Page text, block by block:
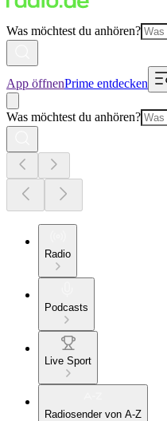
Was möchtest du anhören?
App öffnenPrime entdecken
Was möchtest du anhören?
Radio
Podcasts
Live Sport
Radiosender von A-Z